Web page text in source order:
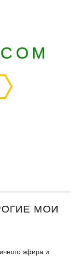
МОИ
эфира и